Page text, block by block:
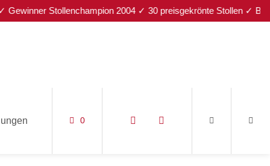
Stollenchampion 2004 ✓ 30 preisgekrönte Stollen ✓
0